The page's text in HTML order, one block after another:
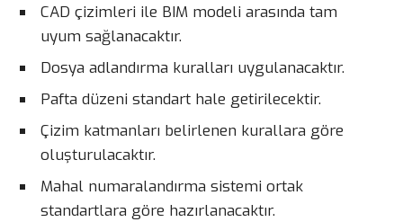
CAD çizimleri ile BIM modeli arasında tam
uyum sağlanacaktır.
Dosya adlandırma kuralları uygulanacaktır.
Pafta düzeni standart hale getirilecektir.
Çizim katmanları belirlenen kurallara göre
oluşturulacaktır.
Mahal numaralandırma sistemi ortak
standartlara göre hazırlanacaktır.